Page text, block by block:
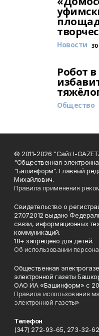
Новости
Робот
Общество
© 2011-2026 "Сайт I-
"Общественная
"Башинформ". Главный
Михайлович.
Правила применения
Свидетельство о
27.07.2012 выдано
связи, информационных
коммуникаций.
18+ запрещено для детей.
Об использовании
Общественная
электронной газеты
ОАО ИА «Башинформ» с
Правила использования
электронной газеты»
Телефон
(347) 272-93-65, 273-32-62